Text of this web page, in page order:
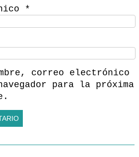
*
correo electrónico
para la próxima